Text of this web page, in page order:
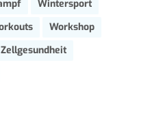
Wintersport
Workshop
Zellgesundheit